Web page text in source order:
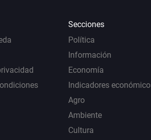
Secciones
Política
Información
Economía
Indicadores
Agro
Ambiente
Cultura